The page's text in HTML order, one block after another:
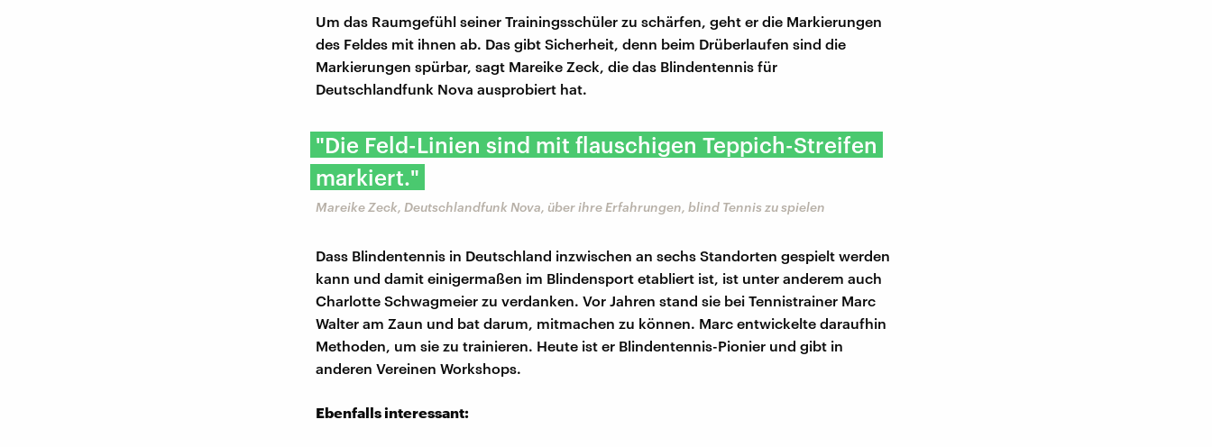
Um das Raumgefühl seiner Trainingsschüler zu schärfen, geht er die Markierungen
des Feldes mit ihnen ab. Das gibt Sicherheit, denn beim Drüberlaufen sind die
Markierungen spürbar, sagt Mareike Zeck, die das Blindentennis für
Deutschlandfunk Nova ausprobiert hat.
"Die Feld-Linien sind mit flauschigen Teppich-Streifen
markiert."
Mareike Zeck, Deutschlandfunk Nova, über ihre Erfahrungen, blind Tennis zu spielen
Dass Blindentennis in Deutschland inzwischen an sechs Standorten gespielt werden
kann und damit einigermaßen im Blindensport etabliert ist, ist unter anderem auch
Charlotte Schwagmeier zu verdanken. Vor Jahren stand sie bei Tennistrainer Marc
Walter am Zaun und bat darum, mitmachen zu können. Marc entwickelte daraufhin
Methoden, um sie zu trainieren. Heute ist er Blindentennis-Pionier und gibt in
anderen Vereinen Workshops.
Ebenfalls interessant: